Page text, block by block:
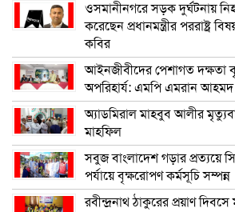
ওসমানীনগরে সড়ক দুর্ঘটনায়
করেছেন প্রধানমন্ত্রীর পররাষ্ট্র
কবির
আইনজীবীদের পেশাগত দক্ষতা
অপরিহার্য: এমপি এমরান
অ্যাডমিরাল মাহবুব আলীর
মাহফিল
সবুজ বাংলাদেশ গড়ার প্রত্যয়ে
পর্যায়ে বৃক্ষরোপণ কর্মসূচি সম্পন্ন
রবীন্দ্রনাথ ঠাকুরের প্রয়াণ দিবসে